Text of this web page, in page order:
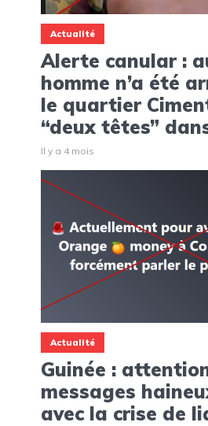
Actualité
Alerte canular :
homme n’a été
le quartier
“deux têtes”
Il y a 4 mois
Actualité
Guinée :
messages
avec la crise de